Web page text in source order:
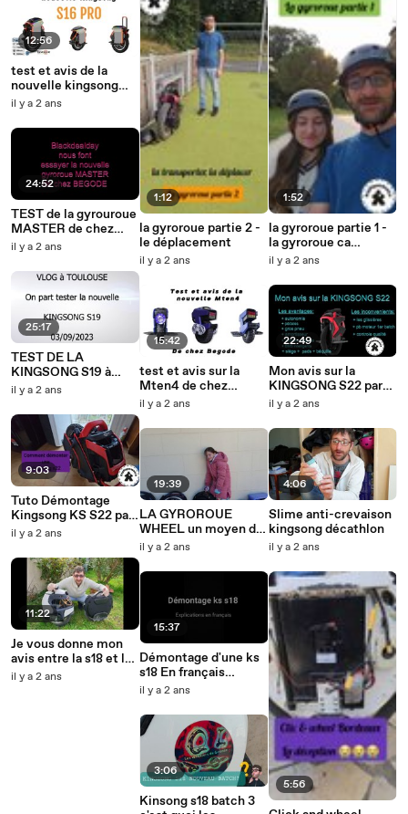
12:56
test et avis de la
nouvelle kingsong
S16 PRO par
il y a 2 ans
24:52
TEST de la gyrouroue
MASTER de chez
BEGODE grâce à
il y a 2 ans
25:17
TEST DE LA
KINGSONG S19 à
TOULOUSE
il y a 2 ans
9:03
Tuto Démontage
Kingsong KS S22 par
expliquemoica
il y a 2 ans
11:22
Je vous donne mon
avis entre la s18 et la
ks18xl
il y a 2 ans
1:12
la gyroroue partie 2 -
le déplacement
il y a 2 ans
15:42
test et avis sur la
Mten4 de chez
Begode #euc #edpm
il y a 2 ans
19:39
LA GYROROUE
WHEEL un moyen de
transport électrique
il y a 2 ans
15:37
Démontage d'une ks
s18 En français
gyroroue wheel
il y a 2 ans
3:06
Kinsong s18 batch 3
1:52
la gyroroue partie 1 -
la gyroroue ca
marche comment
il y a 2 ans
22:49
Mon avis sur la
KINGSONG S22 par
expliquemoica
#s22
il y a 2 ans
4:06
Slime anti-crevaison
kingsong décathlon
il y a 2 ans
5:56